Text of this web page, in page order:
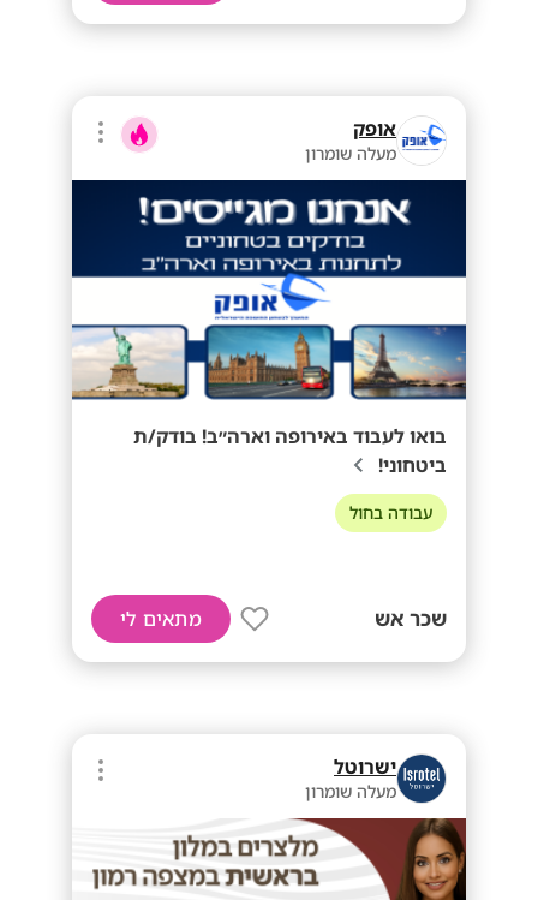
אופק
מעלה שומרון
בואו לעבוד באירופה וארה״ב! בודק/ת
ביטחוני!
עבודה בחול
שכר אש מתאים לי
ישרוטל
מעלה שומרון